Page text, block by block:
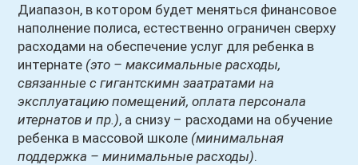
Диапазон, в котором будет меняться финансовое
наполнение полиса, естественно ограничен сверху
расходами на обеспечение услуг для ребенка в
интернате (это – максимальные расходы,
связанные с гигантскимн заатратами на
эксплуатацию помещений, оплата персонала
итернатов и пр.), а снизу – расходами на обучение
ребенка в массовой школе (минимальная
поддержка – минимальные расходы).